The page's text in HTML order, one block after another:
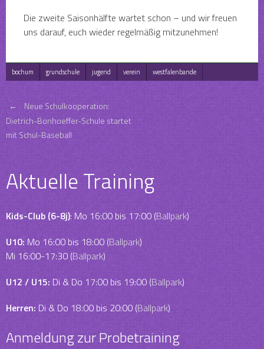
Die zweite Saisonhälfte wartet schon – und wir freuen
uns darauf, euch wieder regelmäßig mitzunehmen!
bochum grundschule jugend verein westfalenbande
Post
navigation
←
Neue Schulkooperation:
Dietrich-Bonhoeffer-Schule startet
mit Schul-Baseball
Aktuelle Training
Kids-Club (6-8j): Mo 16:00 bis 17:00 (Ballpark)
U10:Mo 16:00 bis 18:00 (Ballpark)
Mi 16:00-17:30 (Ballpark)
U12 / U15: Di & Do 17:00 bis 19:00 (Ballpark)
Herren: Di & Do 18:00 bis 20:00 (Ballpark)
Anmeldung zur Probetraining